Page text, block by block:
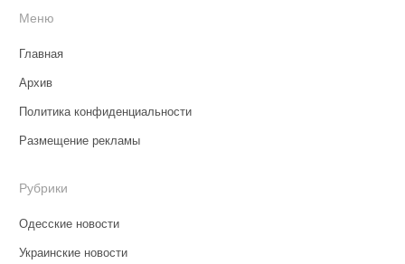
Меню
Главная
Архив
Политика конфиденциальности
Размещение рекламы
Рубрики
Одесские новости
Украинские новости